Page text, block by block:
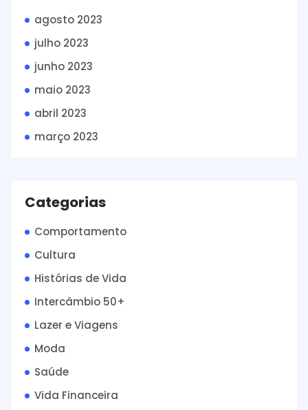
agosto 2023
julho 2023
junho 2023
maio 2023
abril 2023
março 2023
Categorias
Comportamento
Cultura
Histórias de Vida
Intercâmbio 50+
Lazer e Viagens
Moda
Saúde
Vida Financeira